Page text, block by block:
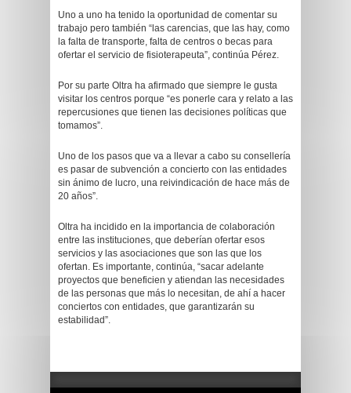
Uno a uno ha tenido la oportunidad de comentar su
trabajo pero también “las carencias, que las hay, como
la falta de transporte, falta de centros o becas para
ofertar el servicio de fisioterapeuta”, continúa Pérez.
Por su parte Oltra ha afirmado que siempre le gusta
visitar los centros porque “es ponerle cara y relato a las
repercusiones que tienen las decisiones políticas que
tomamos”.
Uno de los pasos que va a llevar a cabo su consellería
es pasar de subvención a concierto con las entidades
sin ánimo de lucro, una reivindicación de hace más de
20 años”.
Oltra ha incidido en la importancia de colaboración
entre las instituciones, que deberían ofertar esos
servicios y las asociaciones que son las que los
ofertan. Es importante, continúa, “sacar adelante
proyectos que beneficien y atiendan las necesidades
de las personas que más lo necesitan, de ahí a hacer
conciertos con entidades, que garantizarán su
estabilidad”.